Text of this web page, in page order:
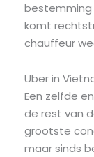
komt
chauffeur
Uber in
Een zelfde
de rest van
grootste
maar sinds